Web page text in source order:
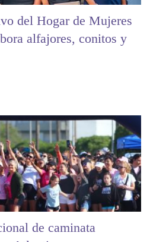
del Hogar de Mujeres
alfajores, conitos y
de caminata